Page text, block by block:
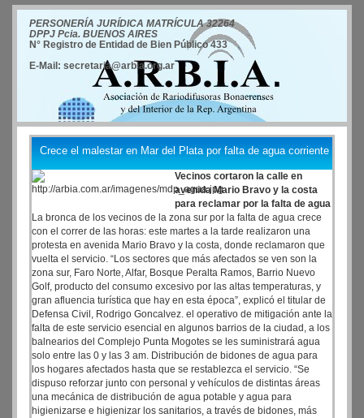
PERSONERÍA JURÍDICA MATRÍCULA 32264
DPPJ Pcia. BUENOS AIRES
N° Registro de Entidad de Bien Público 433
E-Mail: secretaria@arbia.org.ar
Crece el malestar en Mar del Plata por falta de agua corriente
Vecinos cortaron la calle en
avenida Mario Bravo y la costa
para reclamar por la falta de agua
La bronca de los vecinos de la zona sur por la falta de agua crece
con el correr de las horas: este martes a la tarde realizaron una
protesta en avenida Mario Bravo y la costa, donde reclamaron que
vuelta el servicio. “Los sectores que más afectados se ven son la
zona sur, Faro Norte, Alfar, Bosque Peralta Ramos, Barrio Nuevo
Golf, producto del consumo excesivo por las altas temperaturas, y
gran afluencia turística que hay en esta época”, explicó el titular de
Defensa Civil, Rodrigo Goncalvez. el operativo de mitigación ante la
falta de este servicio esencial en algunos barrios de la ciudad, a los
balnearios del Complejo Punta Mogotes se les suministrará agua
solo entre las 0 y las 3 am. Distribución de bidones de agua para
los hogares afectados hasta que se restablezca el servicio. “Se
dispuso reforzar junto con personal y vehículos de distintas áreas
una mecánica de distribución de agua potable y agua para
higienizarse e higienizar los sanitarios, a través de bidones, más